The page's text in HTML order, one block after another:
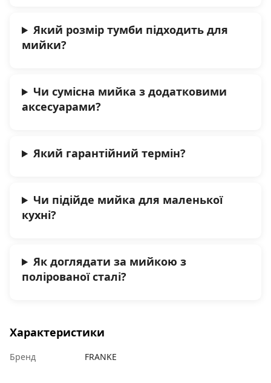
Який розмір тумби підходить для
мийки?
Чи сумісна мийка з додатковими
аксесуарами?
Який гарантійний термін?
Чи підійде мийка для маленької
кухні?
Як доглядати за мийкою з
полірованої сталі?
Характеристики
Бренд FRANKE